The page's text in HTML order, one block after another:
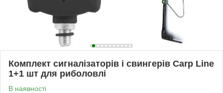
Комплект сигналізаторів і свингерів Carp Line
1+1 шт для риболовлі
В наявності